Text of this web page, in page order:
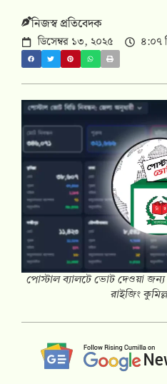
নিজস্ব প্রতিবেদক
ডিসেম্বর ১৩, ২০২৫ ৪:০৭
পোস্টাল ব্যালটে ভোট দেওয়া জন্য
রাইজিং